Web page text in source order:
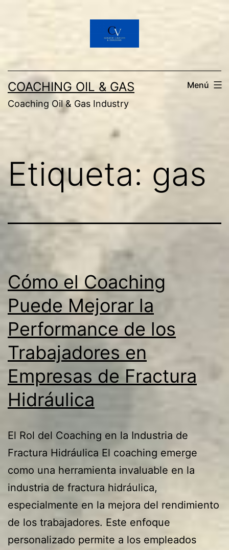
COACHING OIL & GAS
Coaching Oil & Gas Industry
Menú
Etiqueta: gas
Cómo el Coaching
Puede Mejorar la
Performance de los
Trabajadores en
Empresas de Fractura
Hidráulica
El Rol del Coaching en la Industria de
Fractura Hidráulica El coaching emerge
como una herramienta invaluable en la
industria de fractura hidráulica,
especialmente en la mejora del rendimiento
de los trabajadores. Este enfoque
personalizado permite a los empleados